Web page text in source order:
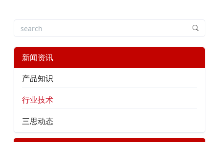
新闻资讯
产品知识
行业技术
三思动态